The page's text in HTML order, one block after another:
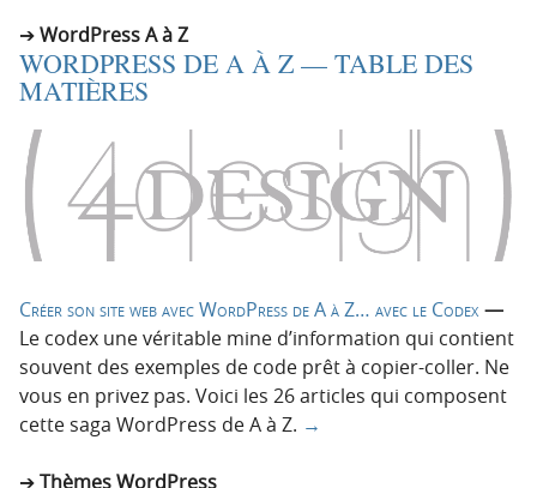
c
i
p
e
WordPress A à Z
WORDPRESS DE A À Z — TABLE DES
MATIÈRES
Créer son site web avec WordPress de A à Z… avec le Codex —
Le codex une véritable mine d’information qui contient
souvent des exemples de code prêt à copier-coller. Ne
vous en privez pas. Voici les 26 articles qui composent
cette saga WordPress de A à Z. →
Thèmes WordPress